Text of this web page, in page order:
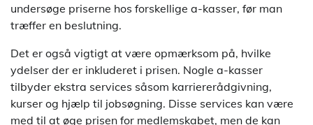
undersøge priserne hos forskellige a-kasser, før man
træffer en beslutning.
Det er også vigtigt at være opmærksom på, hvilke
ydelser der er inkluderet i prisen. Nogle a-kasser
tilbyder ekstra services såsom karriererådgivning,
kurser og hjælp til jobsøgning. Disse services kan være
med til at øge prisen for medlemskabet, men de kan